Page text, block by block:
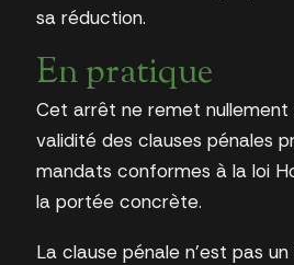
sa réduction.
En pratique
Cet arrêt ne remet nullement
validité des clauses pénales
mandats conformes à la loi
la portée concrète.
La clause pénale n’est pas